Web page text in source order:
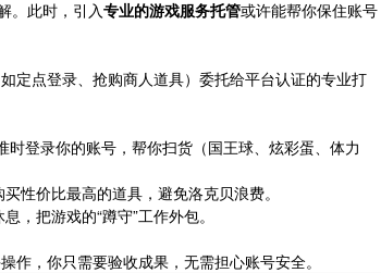
。此时，引入专业的游戏服务托管或许能帮你保住账号
如定点登录、抢购商人道具）委托给平台认证的专业打
登录你的账号，帮你扫货（国王球、炫彩蛋、体力
性价比最高的道具，避免洛克贝浪费。
，把游戏的“蹲守”工作外包。
作，你只需要验收成果，无需担心账号安全。